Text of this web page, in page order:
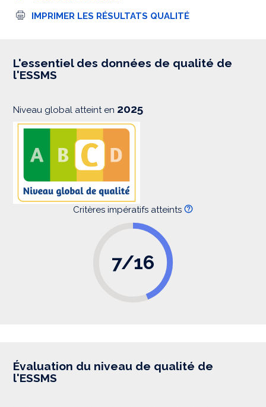
I
s
i
IMPRIMER LES RÉSULTATS QUALITÉ
L'essentiel des données de qualité de
l'ESSMS
Niveau global atteint en 2025
Critères impératifs atteints
7/16
Évaluation du niveau de qualité de
l'ESSMS